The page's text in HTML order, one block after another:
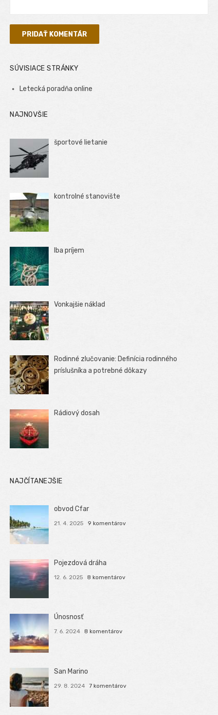
SÚVISIACE STRÁNKY
Letecká poradňa online
NAJNOVŠIE
športové lietanie
kontrolné stanovište
Iba príjem
Vonkajšie náklad
Rodinné zlučovanie: Definícia rodinného
príslušníka a potrebné dôkazy
Rádiový dosah
NAJČÍTANEJŠIE
obvod Cfar
21. 4. 2025 9 komentárov
Pojezdová dráha
12. 6. 2025 8 komentárov
Únosnosť
7. 6. 2024 8 komentárov
San Marino
29. 8. 2024 7 komentárov